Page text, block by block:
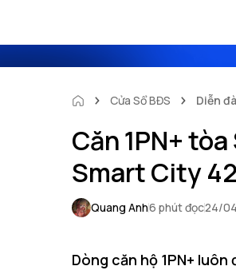
Cửa Sổ BĐS Diễn
Căn 1PN+
Smart City
Quang Anh6 phút đọc24/
Dòng căn hộ 1PN+